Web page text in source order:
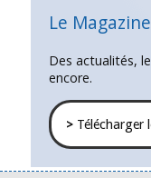
Le Magazine
Des actualités,
encore.
>Télécharger